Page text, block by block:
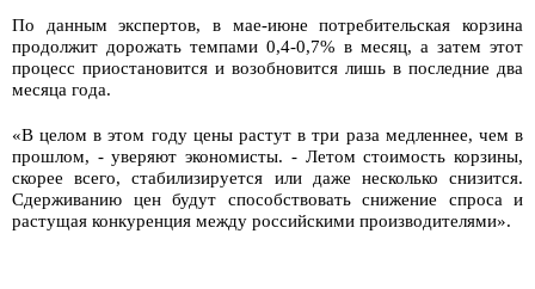
По данным экспертов, в мае-июне потребительская корзина
продолжит дорожать темпами 0,4-0,7% в месяц, а затем этот
процесс приостановится и возобновится лишь в последние два
месяца года.
«В целом в этом году цены растут в три раза медленнее, чем в
прошлом, - уверяют экономисты. - Летом стоимость корзины,
скорее всего, стабилизируется или даже несколько снизится.
Сдерживанию цен будут способствовать снижение спроса и
растущая конкуренция между российскими производителями».